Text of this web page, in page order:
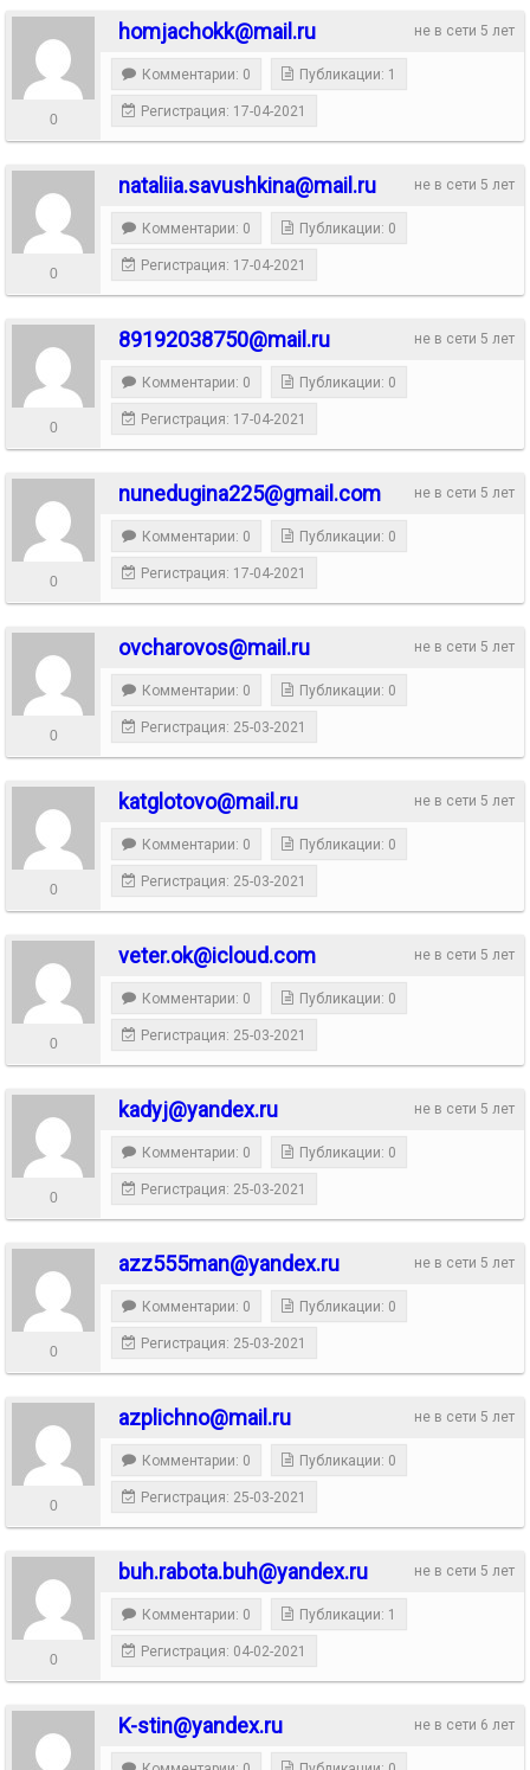
не в сети 5 лет
homjachokk@mail.ru
0
Комментарии: 0 Публикации: 1
Регистрация: 17-04-2021
не в сети 5 лет
nataliia.savushkina@mail.ru
0
Комментарии: 0 Публикации: 0
Регистрация: 17-04-2021
не в сети 5 лет
89192038750@mail.ru
0
Комментарии: 0 Публикации: 0
Регистрация: 17-04-2021
не в сети 5 лет
nunedugina225@gmail.com
0
Комментарии: 0 Публикации: 0
Регистрация: 17-04-2021
не в сети 5 лет
ovcharovos@mail.ru
0
Комментарии: 0 Публикации: 0
Регистрация: 25-03-2021
не в сети 5 лет
katglotovo@mail.ru
0
Комментарии: 0 Публикации: 0
Регистрация: 25-03-2021
не в сети 5 лет
veter.ok@icloud.com
0
Комментарии: 0 Публикации: 0
Регистрация: 25-03-2021
не в сети 5 лет
kadyj@yandex.ru
0
Комментарии: 0 Публикации: 0
Регистрация: 25-03-2021
не в сети 5 лет
azz555man@yandex.ru
0
Комментарии: 0 Публикации: 0
Регистрация: 25-03-2021
не в сети 5 лет
azplichno@mail.ru
0
Комментарии: 0 Публикации: 0
Регистрация: 25-03-2021
не в сети 5 лет
buh.rabota.buh@yandex.ru
0
Комментарии: 0 Публикации: 1
Регистрация: 04-02-2021
не в сети 6 лет
K-stin@yandex.ru